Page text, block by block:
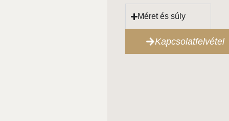
Méret és súly
Kapcsolatfelvétel